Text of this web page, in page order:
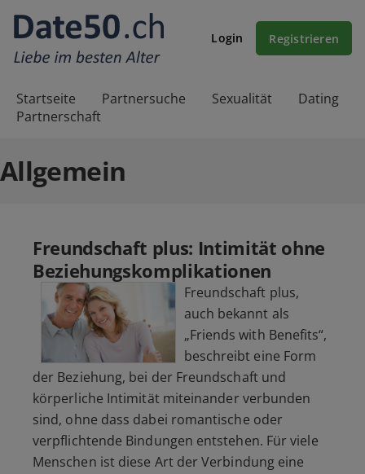
Login Registrieren
Startseite Partnersuche Sexualität
Dating
Partnerschaft
Allgemein
Freundschaft plus: Intimität ohne
Beziehungskomplikationen
Freundschaft plus,
auch bekannt als
„Friends with Benefits“,
beschreibt eine Form
der Beziehung, bei der Freundschaft und
körperliche Intimität miteinander verbunden
sind, ohne dass dabei romantische oder
verpflichtende Bindungen entstehen. Für viele
Menschen ist diese Art der Verbindung eine